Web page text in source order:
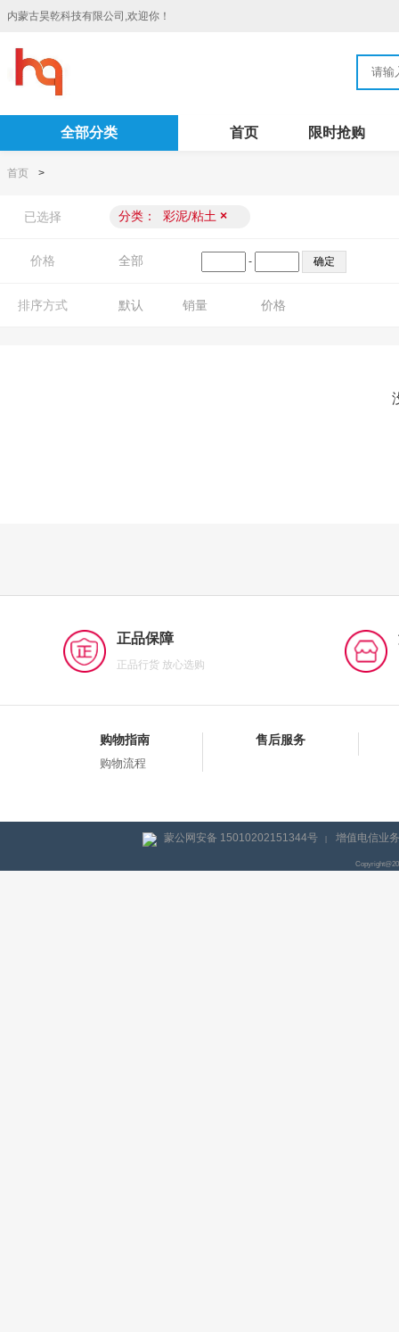
内蒙古昊乾科技有限公司,欢迎你！
全部分类 首页 限时抢购
首页 >
已选择 分类： 彩泥/粘土 ×
价格 全部 -
排序方式 默认 销量 价格
正品保障
正品行货 放心选购
购物指南
购物流程
售后服务
蒙公网安备 15010202151344号 | 增值电信业